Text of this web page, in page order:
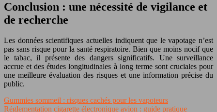
Conclusion : une nécessité de vigilance et
de recherche
Les données scientifiques actuelles indiquent que le vapotage n’est
pas sans risque pour la santé respiratoire. Bien que moins nocif que
le tabac, il présente des dangers significatifs. Une surveillance
accrue et des études longitudinales à long terme sont cruciales pour
une meilleure évaluation des risques et une information précise du
public.
Gummies sommeil : risques cachés pour les vapoteurs
Réglementation cigarette électronique avion : guide pratique